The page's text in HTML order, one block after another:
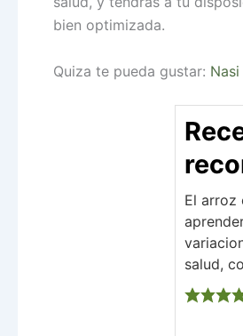
bien optimizada.
Quiza te pueda gustar:
El arroz
salud,